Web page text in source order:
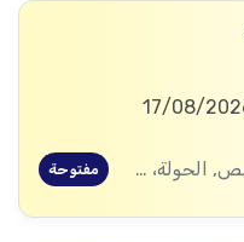
تلدو، حمص, الحولة، حمص مفتوحة